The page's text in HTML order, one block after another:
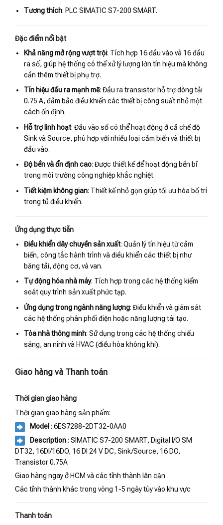
Tương thích: PLC SIMATIC S7-200 SMART.
Đặc điểm nổi bật
Khả năng mở rộng vượt trội: Tích hợp 16 đầu vào và 16 đầu
ra số, giúp hệ thống có thể xử lý lượng lớn tín hiệu mà không
cần thêm thiết bị phụ trợ.
Tín hiệu đầu ra mạnh mẽ: Đầu ra transistor hỗ trợ dòng tải
0.75 A, đảm bảo điều khiển các thiết bị công suất nhỏ một
cách ổn định.
Hỗ trợ linh hoạt: Đầu vào số có thể hoạt động ở cả chế độ
Sink và Source, phù hợp với nhiều loại cảm biến và thiết bị
đầu vào.
Độ bền và ổn định cao: Được thiết kế để hoạt động bền bỉ
trong môi trường công nghiệp khắc nghiệt.
Tiết kiệm không gian: Thiết kế nhỏ gọn giúp tối ưu hóa bố trí
trong tủ điều khiển.
Ứng dụng thực tiễn
Điều khiển dây chuyền sản xuất: Quản lý tín hiệu từ cảm
biến, công tắc hành trình và điều khiển các thiết bị như
băng tải, động cơ, và van.
Tự động hóa nhà máy: Tích hợp trong các hệ thống kiểm
soát quy trình sản xuất phức tạp.
Ứng dụng trong ngành năng lượng: Điều khiển và giám sát
các hệ thống phân phối điện hoặc năng lượng tái tạo.
Tòa nhà thông minh: Sử dụng trong các hệ thống chiếu
sáng, an ninh và HVAC (điều hòa không khí).
Giao hàng và Thanh toán
Thời gian giao hàng
Thời gian giao hàng sản phẩm:
Model : 6ES7288-2DT32-0AA0
Description: SIMATIC S7-200 SMART, Digital I/O SM
DT32, 16DI/16DO, 16 DI 24 V DC, Sink/Source, 16 DO,
Transistor 0.75A
Giao hàng ngay ở HCM và các tỉnh thành lân cận
Các tỉnh thành khác trong vòng 1-5 ngày tùy vào khu vực
Thanh toán